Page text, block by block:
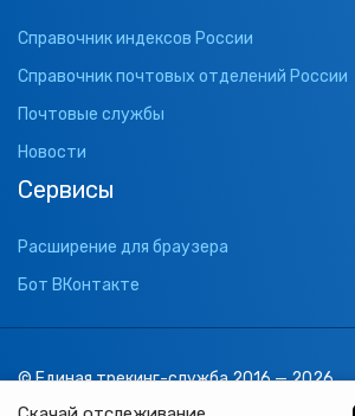
Справочник индексов России
Справочник почтовых отделений России
Почтовые службы
Новости
Сервисы
Расширение для браузера
Бот ВКонтакте
© Единая трекинг-служба 2016 — 2026
support@1track.ru